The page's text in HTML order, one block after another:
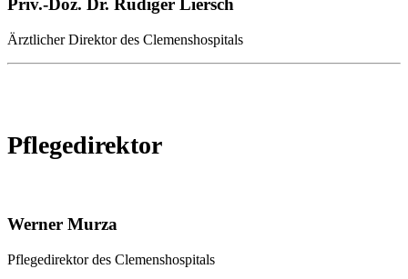
Priv.-Doz. Dr. Rüdiger Liersch
Ärztlicher Direktor des Clemenshospitals
Pflegedirektor
Werner Murza
Pflegedirektor des Clemenshospitals